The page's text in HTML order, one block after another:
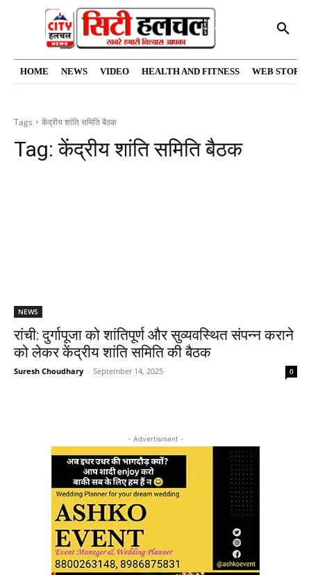
HOME NEWS VIDEO HEALTH AND FITNESS WEB
Tags केंद्रीय शांति समिति बैठक
Tag:केंद्रीय शांति समिति बैठक
NEWS
रांची: दुर्गापूजा को शांतिपूर्ण और सुव्यवस्थित संपन्न कराने
को लेकर केंद्रीय शांति समिति की बैठक
Suresh Choudhary - September 14, 2025 0
- Advertisment -